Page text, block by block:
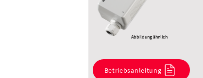
Abbildung ähnlich
Betriebsanleitung